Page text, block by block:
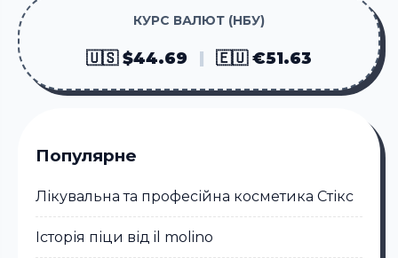
КУРС ВАЛЮТ (НБУ)
🇺🇸 $44.69 🇪🇺 €51.63
Популярне
Лікувальна та професійна косметика Стікc
Історія піци від il molino